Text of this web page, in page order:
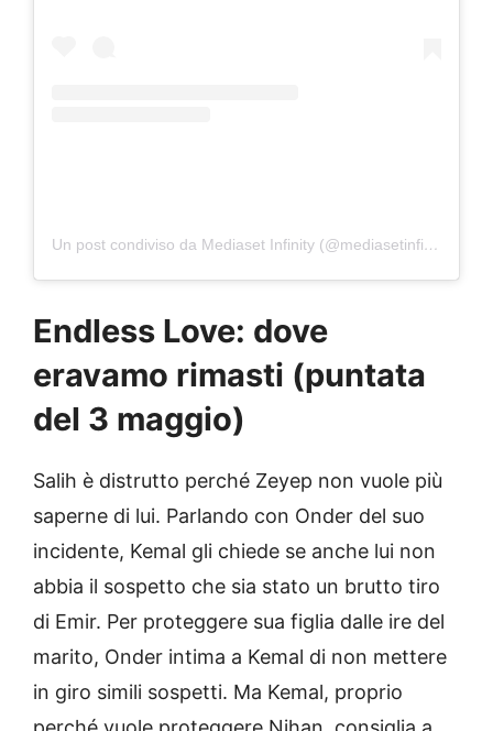
Un post condiviso da Mediaset Infinity (@mediasetinfinity)
Endless Love: dove
eravamo rimasti (puntata
del 3 maggio)
Salih è distrutto perché Zeyep non vuole più
saperne di lui. Parlando con Onder del suo
incidente, Kemal gli chiede se anche lui non
abbia il sospetto che sia stato un brutto tiro
di Emir. Per proteggere sua figlia dalle ire del
marito, Onder intima a Kemal di non mettere
in giro simili sospetti. Ma Kemal, proprio